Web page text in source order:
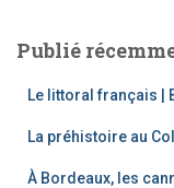
Publié
Le littoral français |
La préhistoire au
À Bordeaux, les